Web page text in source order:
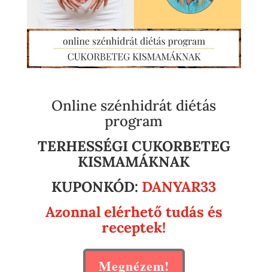
Online szénhidrát diétás
program
TERHESSÉGI CUKORBETEG
KISMAMÁKNAK
KUPONKÓD: DANYAR33
Azonnal elérhető tudás és
receptek!
Megnézem!